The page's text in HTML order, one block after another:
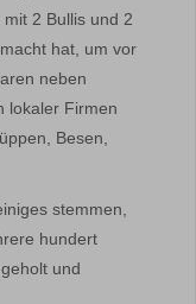
2 Bullis und 2
hat, um vor
neben
lokaler Firmen
Besen,
stemmen,
hundert
und